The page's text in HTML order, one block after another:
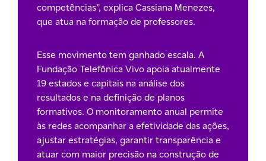
competências”, explica Cassiana Menezes,
que atua na formação de professores.
Esse movimento tem ganhado escala. A
Fundação Telefônica Vivo apoia atualmente
19 estados e capitais na análise dos
resultados e na definição de planos
formativos. O monitoramento anual permite
às redes acompanhar a efetividade das ações,
ajustar estratégias, garantir transparência e
atuar com maior precisão na construção de